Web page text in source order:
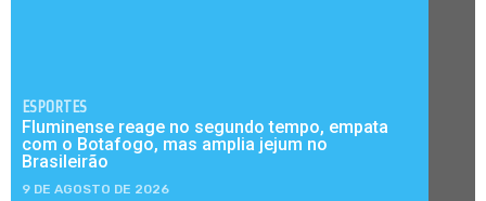
ESPORTES
Fluminense reage no segundo tempo, empata
com o Botafogo, mas amplia jejum no
Brasileirão
9 DE AGOSTO DE 2026